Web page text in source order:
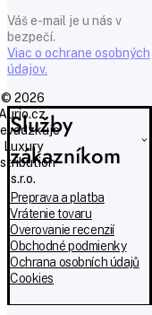
Služby
zákazníkom
Preprava a platba
Vrátenie tovaru
Overovanie recenzií
Obchodné podmienky
Ochrana osobních údajů
Cookies
Váš e-mail je u nás v
bezpečí.
Viac o ochrane osobných
údajov.
© 2026
Luxury
s.r.o.